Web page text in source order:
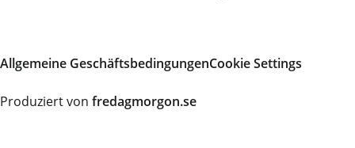
Allgemeine GeschäftsbedingungenCookie Settings
Produziert von fredagmorgon.se